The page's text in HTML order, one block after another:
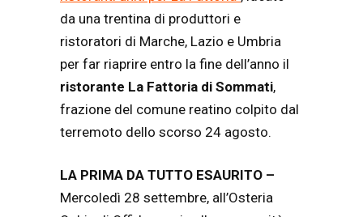
da una trentina di produttori e
ristoratori di Marche, Lazio e Umbria
per far riaprire entro la fine dell’anno il
ristorante La Fattoria di Sommati,
frazione del comune reatino colpito dal
terremoto dello scorso 24 agosto.
LA PRIMA DA TUTTO ESAURITO –
Mercoledì 28 settembre, all’Osteria